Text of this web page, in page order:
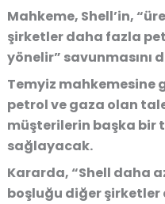
Mahkeme, Shell’in,
şirketler daha fazla
yönelir” savunmasını
Temyiz mahkemesine
petrol ve gaza olan
müşterilerin başka bir
sağlayacak.
Kararda, “Shell daha
boşluğu diğer